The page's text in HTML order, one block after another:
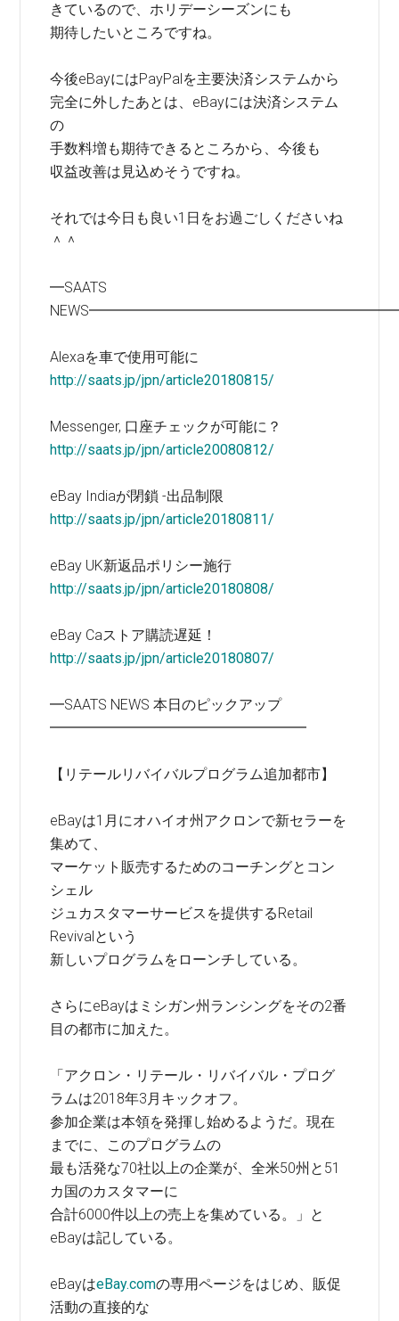
きているので、ホリデーシーズンにも
期待したいところですね。
今後eBayにはPayPalを主要決済システムから
完全に外したあとは、eBayには決済システム
の
手数料増も期待できるところから、今後も
収益改善は見込めそうですね。
それでは今日も良い1日をお過ごしくださいね
＾＾
━SAATS
Alexaを車で使用可能に
http://saats.jp/jpn/article20180815/
Messenger, 口座チェックが可能に？
http://saats.jp/jpn/article20080812/
eBay Indiaが閉鎖 -出品制限
http://saats.jp/jpn/article20180811/
eBay UK新返品ポリシー施行
http://saats.jp/jpn/article20180808/
eBay Caストア購読遅延！
http://saats.jp/jpn/article20180807/
━SAATS NEWS 本日のピックアップ
━━━━━━━━━━━━━━━━━━
【リテールリバイバルプログラム追加都市】
eBayは1月にオハイオ州アクロンで新セラーを
集めて、
マーケット販売するためのコーチングとコン
シェル
ジュカスタマーサービスを提供するRetail
Revivalという
新しいプログラムをローンチしている。
さらにeBayはミシガン州ランシングをその2番
目の都市に加えた。
「アクロン・リテール・リバイバル・プログ
ラムは2018年3月キックオフ。
参加企業は本領を発揮し始めるようだ。現在
までに、このプログラムの
最も活発な70社以上の企業が、全米50州と51
カ国のカスタマーに
合計6000件以上の売上を集めている。」と
eBayは記している。
eBayはeBay.comの専用ページをはじめ、販促
活動の直接的な